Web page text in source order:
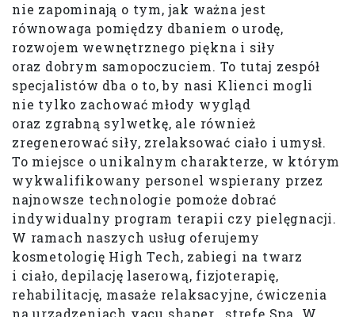
nie zapominają o tym, jak ważna jest
równowaga pomiędzy dbaniem o urodę,
rozwojem wewnętrznego piękna i siły
oraz dobrym samopoczuciem. To tutaj zespół
specjalistów dba o to, by nasi Klienci mogli
nie tylko zachować młody wygląd
oraz zgrabną sylwetkę, ale również
zregenerować siły, zrelaksować ciało i umysł.
To miejsce o unikalnym charakterze, w którym
wykwalifikowany personel wspierany przez
najnowsze technologie pomoże dobrać
indywidualny program terapii czy pielęgnacji.
W ramach naszych usług oferujemy
kosmetologię High Tech, zabiegi na twarz
i ciało, depilację laserową, fizjoterapię,
rehabilitację, masaże relaksacyjne, ćwiczenia
na urządzeniach vacu shaper , strefę Spa. W